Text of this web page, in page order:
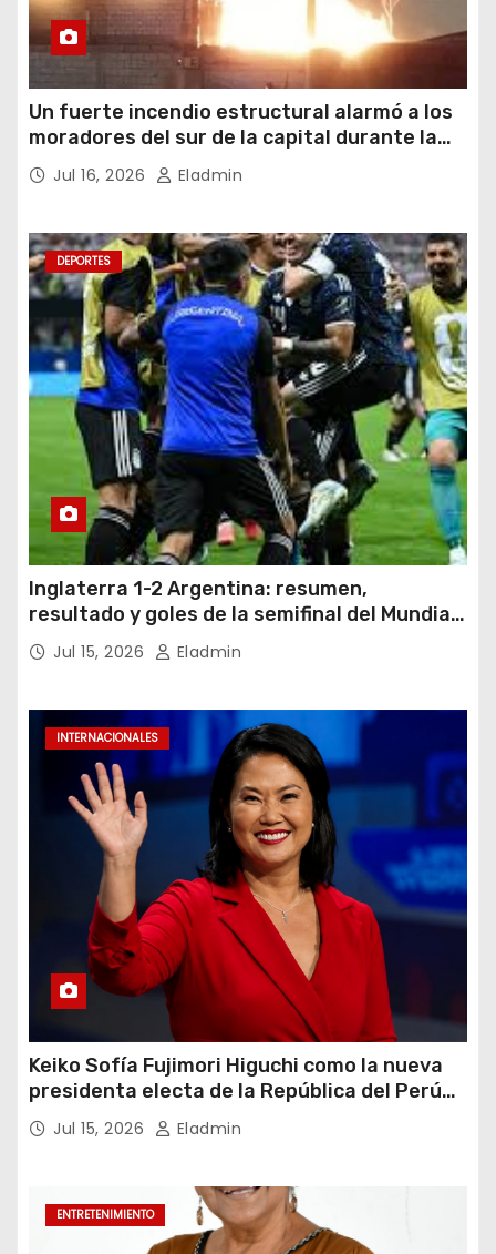
Un fuerte incendio estructural alarmó a los
moradores del sur de la capital durante la
noche del miércoles 15 de julio de 2026
Jul 16, 2026 Eladmin
DEPORTES
Inglaterra 1-2 Argentina: resumen,
resultado y goles de la semifinal del Mundial
2026Jul 15, 2026 Eladmin
INTERNACIONALES
Keiko Sofía Fujimori Higuchi como la nueva
presidenta electa de la República del Perú
para el periodo constitucional 2026-2031
Jul 15, 2026 Eladmin
ENTRETENIMIENTO